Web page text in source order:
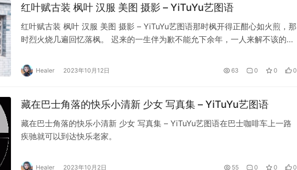
红叶赋古装 枫叶 汉服 美图 摄影 – YiTuYu艺图语
红叶赋古装 枫叶 汉服 美图 摄影 – YiTuYu艺图语那时枫开得正酣心如火煎，那
时烈火烧几遍回忆落枫。 迟来的一生伴为歉不能允下余年，一人来解不该的
Healer 2023年10月12日 63 0 0 0
藏在巴士角落的快乐小清新 少女 写真集 – YiTuYu艺图语
藏在巴士角落的快乐小清新 少女 写真集 – YiTuYu艺图语在巴士咖啡车上一路
疾驰就可以到达快乐老家。
Healer 2023年10月2日 55 0 0 0